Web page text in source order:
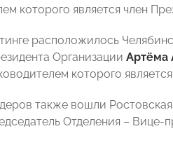
которого является член
расположилось
Организации Артёма
которого
также вошли
Отделения –